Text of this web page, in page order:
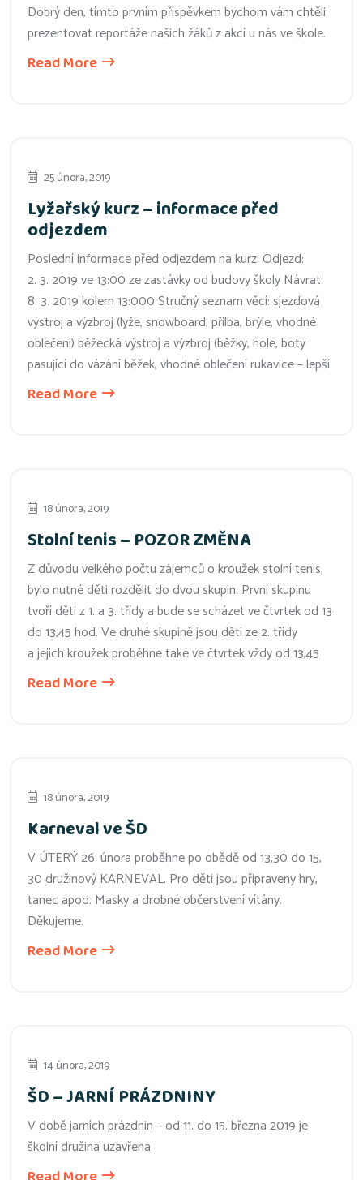
Dobrý den, tímto prvním příspěvkem bychom vám chtěli
prezentovat reportáže našich žáků z akcí u nás ve škole.
Read More
25 února, 2019
Lyžařský kurz – informace před
odjezdem
Poslední informace před odjezdem na kurz: Odjezd:
2. 3. 2019 ve 13:00 ze zastávky od budovy školy Návrat:
8. 3. 2019 kolem 13:000 Stručný seznam věcí: sjezdová
výstroj a výzbroj (lyže, snowboard, přilba, brýle, vhodné
oblečení) běžecká výstroj a výzbroj (běžky, hole, boty
pasující do vázání běžek, vhodné oblečení rukavice – lepší
Read More
18 února, 2019
Stolní tenis – POZOR ZMĚNA
Z důvodu velkého počtu zájemců o kroužek stolní tenis,
bylo nutné děti rozdělit do dvou skupin. První skupinu
tvoří děti z 1. a 3. třídy a bude se scházet ve čtvrtek od 13
do 13,45 hod. Ve druhé skupině jsou děti ze 2. třídy
a jejich kroužek proběhne také ve čtvrtek vždy od 13,45
Read More
18 února, 2019
Karneval ve ŠD
V ÚTERÝ 26. února proběhne po obědě od 13,30 do 15,
30 družinový KARNEVAL. Pro děti jsou připraveny hry,
tanec apod. Masky a drobné občerstvení vítány.
Děkujeme.
Read More
14 února, 2019
ŠD – JARNÍ PRÁZDNINY
V době jarních prázdnin – od 11. do 15. března 2019 je
školní družina uzavřena.